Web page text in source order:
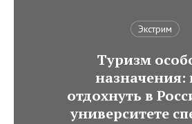
Экстрим
Туризм
назначения:
отдохнуть в
университете